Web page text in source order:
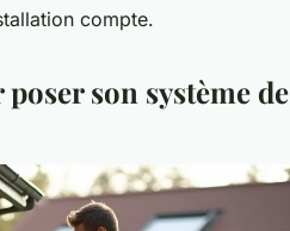
compte.
son système de